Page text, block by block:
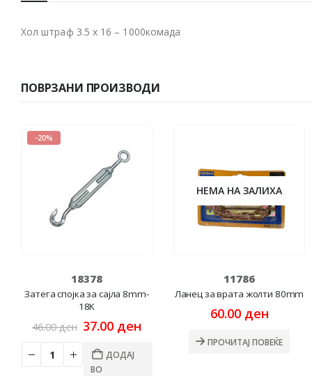
Хол штраф 3.5 x 16 – 1000комада
ПОВРЗАНИ ПРОИЗВОДИ
-20%
18378
Затега спојка за сајла 8mm-
18K
46.00ден Original
was:
46.00 ден.
37.00 ден
ДОДАЈ
ВО
НЕМА НА ЗАЛИХА
11786
Ланец за врата жолти 80mm
60.00 ден
ПРОЧИТАЈ ПОВЕЌЕ